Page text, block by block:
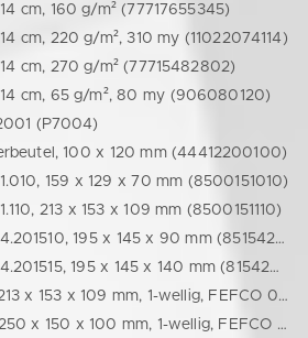
cm, 160 g/m² (77717655345)
cm, 220 g/m², 310 my (11022074114)
cm, 270 g/m² (77715482802)
cm, 65 g/m², 80 my (906080120)
(P7004)
100 x 120 mm (44412200100)
159 x 129 x 70 mm (8500151010)
213 x 153 x 109 mm (8500151110)
Automatikkarton CP 154.201510, 195 x 145 x 90 mm (85154201510)
Automatikkarton CP 154.201515, 195 x 145 x 140 mm (8154201515)
Automatikkarton SK3, 213 x 153 x 109 mm, 1-wellig, FEFCO 0701, braun (24213153109)
Automatikkarton SK4, 250 x 150 x 100 mm, 1-wellig, FEFCO 0701, braun (24250150100)